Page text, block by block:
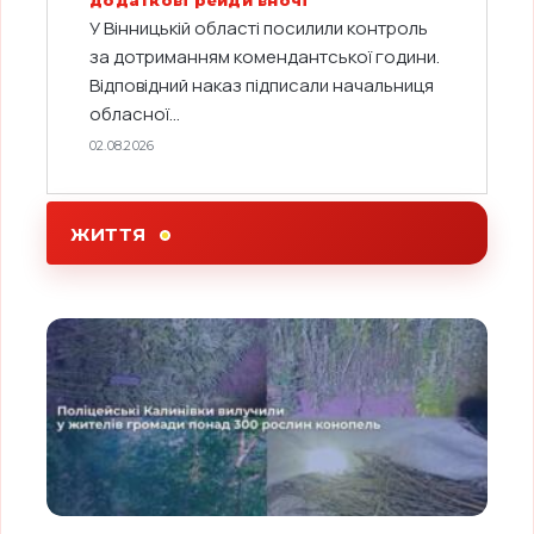
У Вінницькій області посилили контроль
за дотриманням комендантської години.
Відповідний наказ підписали начальниця
обласної...
02.08.2026
ЖИТТЯ